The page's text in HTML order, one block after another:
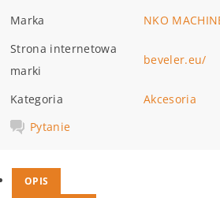
Marka
NKO
Strona internetowa
marki
beveler.eu/
Kategoria
Akcesoria
Pytanie
OPIS